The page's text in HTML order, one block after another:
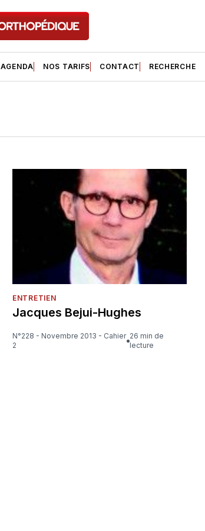
AGENDA NOS TARIFS CONTACT RECHERCHE
ENTRETIEN
Jacques Bejui-Hughes
N°228 - Novembre 2013 - Cahier
2
26 min de
lecture